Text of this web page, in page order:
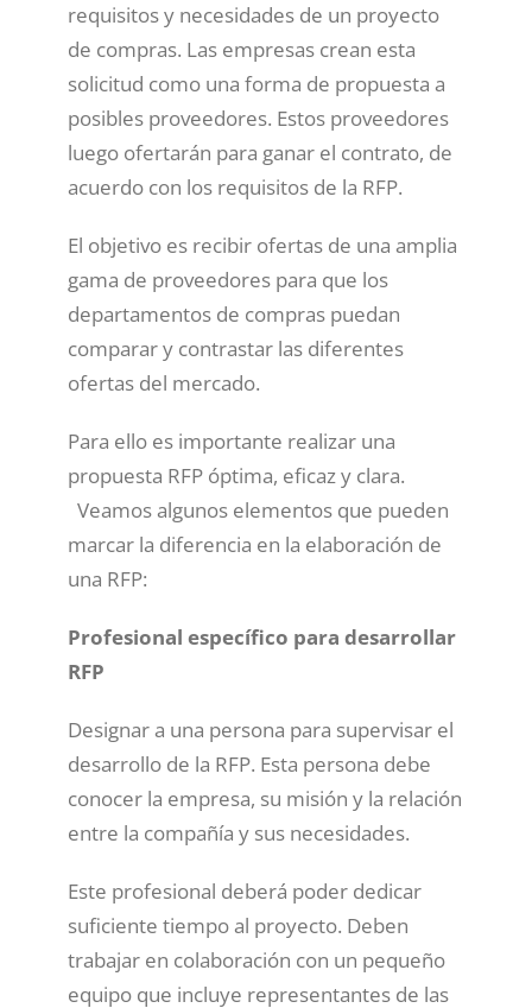
requisitos y necesidades de un proyecto
de compras. Las empresas crean esta
solicitud como una forma de propuesta a
posibles proveedores. Estos proveedores
luego ofertarán para ganar el contrato, de
acuerdo con los requisitos de la RFP.
El objetivo es recibir ofertas de una amplia
gama de proveedores para que los
departamentos de compras puedan
comparar y contrastar las diferentes
ofertas del mercado.
Para ello es importante realizar una
propuesta RFP óptima, eficaz y clara.
Veamos algunos elementos que pueden
marcar la diferencia en la elaboración de
una RFP:
Profesional específico para desarrollar
RFP
Designar a una persona para supervisar el
desarrollo de la RFP. Esta persona debe
conocer la empresa, su misión y la relación
entre la compañía y sus necesidades.
Este profesional deberá poder dedicar
suficiente tiempo al proyecto. Deben
trabajar en colaboración con un pequeño
equipo que incluye representantes de las